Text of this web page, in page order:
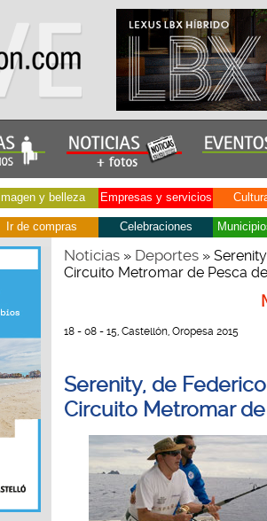
Imagen y belleza Empresas y servicios
Ir de compras Celebraciones
Noticias» Deportes»
Circuito Metromar de Pesca
18 - 08 - 15, Castellón, Oropesa 2015
Serenity, de
Circuito Metromar